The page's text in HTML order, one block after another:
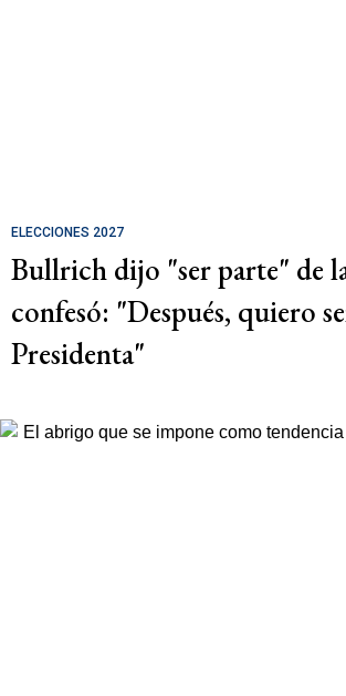
ELECCIONES 2027
Bullrich dijo "ser parte" de
confesó: "Después, quiero
Presidenta"